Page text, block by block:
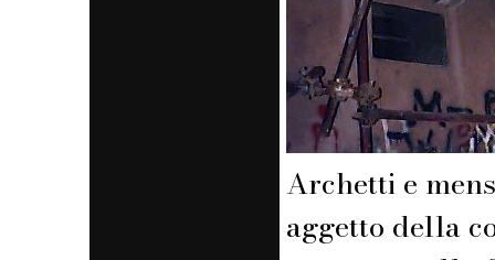
Archetti e
aggetto della